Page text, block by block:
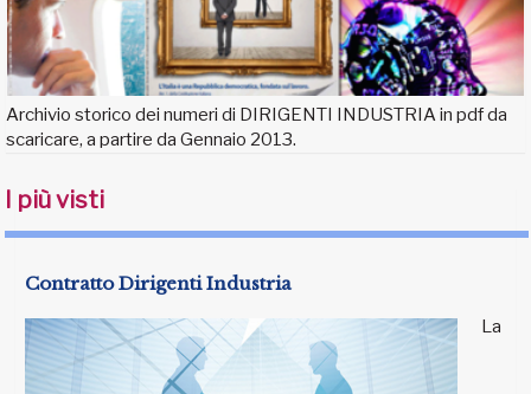
Archivio storico dei numeri di DIRIGENTI INDUSTRIA in pdf da
scaricare, a partire da Gennaio 2013.
I più visti
Contratto Dirigenti Industria
La